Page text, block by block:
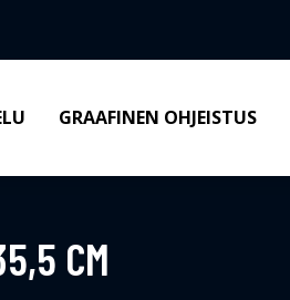
GRAAFINEN OHJEISTUS
CM